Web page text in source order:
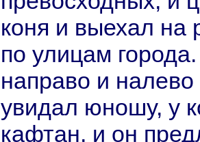
кoня и выехал нa
по улицам
нaпpaво и нaлево
увидал юношу, у
кафтан, и он